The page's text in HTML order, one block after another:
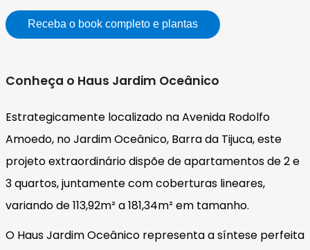
Receba o book completo e plantas
Conheça o Haus Jardim Oceânico
Estrategicamente localizado na Avenida Rodolfo
Amoedo, no Jardim Oceânico, Barra da Tijuca, este
projeto extraordinário dispõe de apartamentos de 2 e
3 quartos, juntamente com coberturas lineares,
variando de 113,92m² a 181,34m² em tamanho.
O Haus Jardim Oceânico representa a síntese perfeita